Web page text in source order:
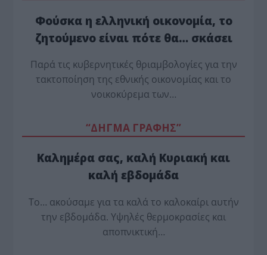
Φούσκα η ελληνική οικονομία, το
ζητούμενο είναι πότε θα… σκάσει
Παρά τις κυβερνητικές θριαμβολογίες για την
τακτοποίηση της εθνικής οικονομίας και το
νοικοκύρεμα των…
“ΔΗΓΜΑ ΓΡΑΦΗΣ”
Καλημέρα σας, καλή Κυριακή και
καλή εβδομάδα
Το… ακούσαμε για τα καλά το καλοκαίρι αυτήν
την εβδομάδα. Υψηλές θερμοκρασίες και
αποπνικτική…